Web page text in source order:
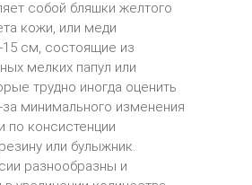
собой бляшки желтого
кожи, или меди
см, состоящие из
мелких папул или
трудно иногда оценить
за минимального изменения
по консистенции
или булыжник.
разнообразны и